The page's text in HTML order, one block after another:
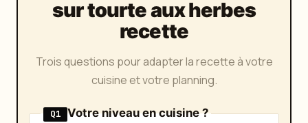
sur tourte aux herbes
recette
Trois questions pour adapter la recette à votre
cuisine et votre planning.
Q1 Votre niveau en cuisine ?